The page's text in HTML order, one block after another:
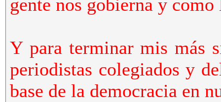
gente nos gobierna y como
Y para terminar mis más
periodistas colegiados y
base de la democracia en